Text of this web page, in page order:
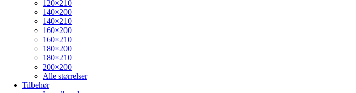
120×210
140×200
140×210
160×200
160×210
180×200
180×210
200×200
Alle størrelser
Tilbehør